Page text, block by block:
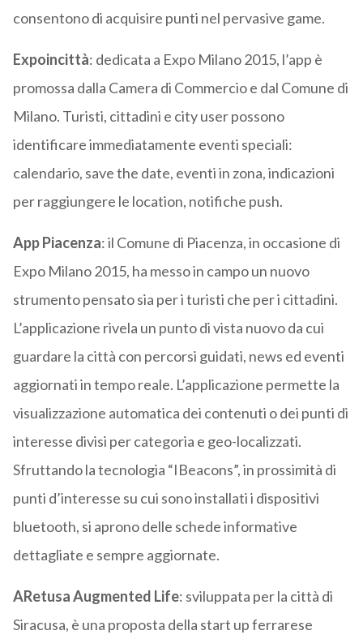
consentono di acquisire punti nel pervasive game.
Expoincittà: dedicata a Expo Milano 2015, l’app è
promossa dalla Camera di Commercio e dal Comune di
Milano. Turisti, cittadini e city user possono
identificare immediatamente eventi speciali:
calendario, save the date, eventi in zona, indicazioni
per raggiungere le location, notifiche push.
App Piacenza: il Comune di Piacenza, in occasione di
Expo Milano 2015, ha messo in campo un nuovo
strumento pensato sia per i turisti che per i cittadini.
L’applicazione rivela un punto di vista nuovo da cui
guardare la città con percorsi guidati, news ed eventi
aggiornati in tempo reale. L’applicazione permette la
visualizzazione automatica dei contenuti o dei punti di
interesse divisi per categoria e geo-localizzati.
Sfruttando la tecnologia “IBeacons”, in prossimità di
punti d’interesse su cui sono installati i dispositivi
bluetooth, si aprono delle schede informative
dettagliate e sempre aggiornate.
ARetusa Augmented Life: sviluppata per la città di
Siracusa, è una proposta della start up ferrarese